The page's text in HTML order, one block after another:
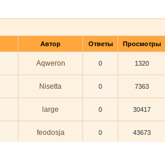
Автор Ответы Просмотры
Aqweron 0 1320
Nisetta 0 7363
large 0 30417
feodosja 0 43673